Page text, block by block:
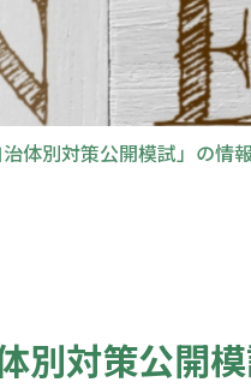
別対策公開模試」の情報
対策公開模